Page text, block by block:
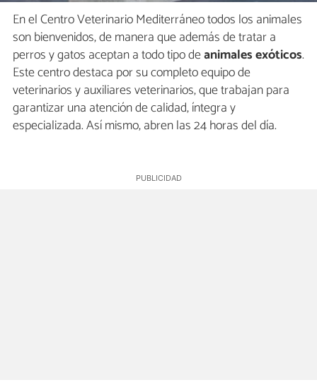
En el Centro Veterinario Mediterráneo todos los animales
son bienvenidos, de manera que además de tratar a
perros y gatos aceptan a todo tipo deanimales exóticos.
Este centro destaca por su completo equipo de
veterinarios y auxiliares veterinarios, que trabajan para
garantizar una atención de calidad, íntegra y
especializada. Así mismo, abren las 24 horas del día.